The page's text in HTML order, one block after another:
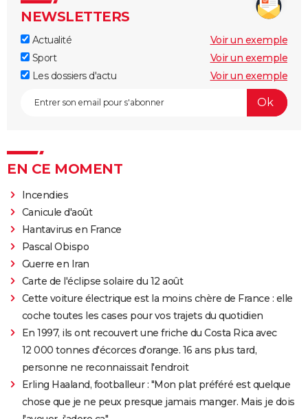
NEWSLETTERS
Actualité
Voir un exemple
Sport
Voir un exemple
Les dossiers d'actu
Voir un exemple
EN CE MOMENT
Incendies
Canicule d'août
Hantavirus en France
Pascal Obispo
Guerre en Iran
Carte de l'éclipse solaire du 12 août
Cette voiture électrique est la moins chère de France : elle
coche toutes les cases pour vos trajets du quotidien
En 1997, ils ont recouvert une friche du Costa Rica avec
12 000 tonnes d'écorces d'orange. 16 ans plus tard,
personne ne reconnaissait l'endroit
Erling Haaland, footballeur : "Mon plat préféré est quelque
chose que je ne peux presque jamais manger. Mais je dois